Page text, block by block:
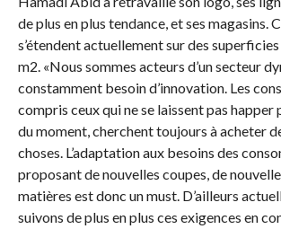
de plus en plus tendance, et ses magasins.
s’étendent actuellement sur des
m2. «Nous sommes acteurs d’un secteur
constamment besoin d’innovation. Les
compris ceux qui ne se laissent pas happer
du moment, cherchent toujours à acheter
choses. L’adaptation aux besoins des
proposant de nouvelles coupes, de
matières est donc un must. D’ailleurs
suivons de plus en plus ces exigences en